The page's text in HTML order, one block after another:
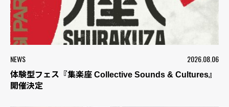
NEWS 2026.08.06
体験型フェス『集楽座 Collective Sounds & Cultures』
開催決定